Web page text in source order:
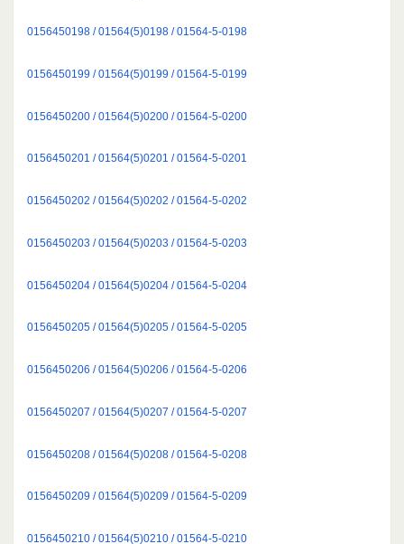
0156450198 / 01564(5)0198 / 01564-5-0198
0156450199 / 01564(5)0199 / 01564-5-0199
0156450200 / 01564(5)0200 / 01564-5-0200
0156450201 / 01564(5)0201 / 01564-5-0201
0156450202 / 01564(5)0202 / 01564-5-0202
0156450203 / 01564(5)0203 / 01564-5-0203
0156450204 / 01564(5)0204 / 01564-5-0204
0156450205 / 01564(5)0205 / 01564-5-0205
0156450206 / 01564(5)0206 / 01564-5-0206
0156450207 / 01564(5)0207 / 01564-5-0207
0156450208 / 01564(5)0208 / 01564-5-0208
0156450209 / 01564(5)0209 / 01564-5-0209
0156450210 / 01564(5)0210 / 01564-5-0210